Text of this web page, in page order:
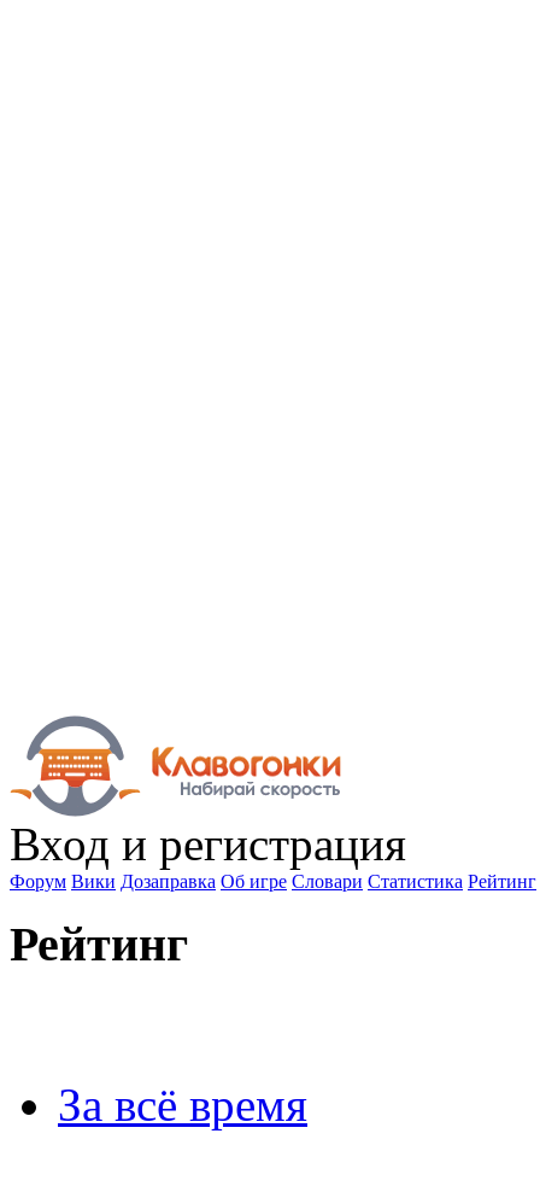
Вход и регистрация
Форум Вики Дозаправка Об игре Словари Статистика Рейтинг
Рейтинг
За всё время